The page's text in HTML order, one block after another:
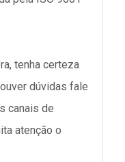
tenha certeza
dúvidas fale
canais de
atenção o